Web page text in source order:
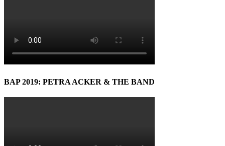
BAP 2019: PETRA ACKER & THE BAND